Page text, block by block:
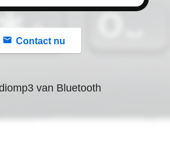
Contact nu
van Bluetooth